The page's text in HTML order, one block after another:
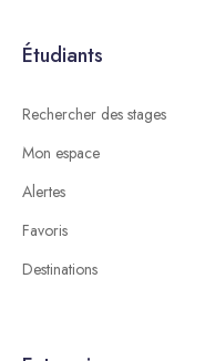
Étudiants
Rechercher des stages
Mon espace
Alertes
Favoris
Destinations